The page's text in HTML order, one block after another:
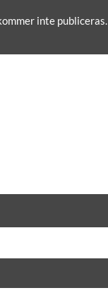
inte publiceras.